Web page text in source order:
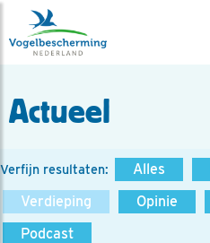
Actueel
Verfijn resultaten: Alles
Verdieping
Opinie
Podcast